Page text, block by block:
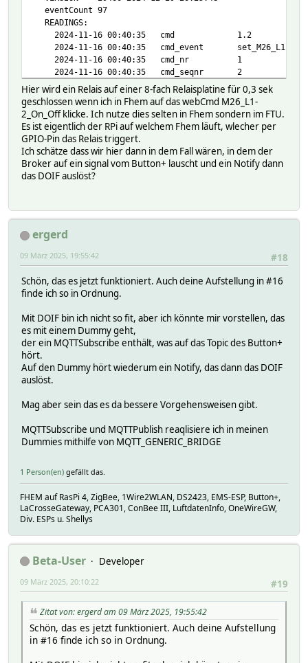
eventCount 97
READINGS:
2024-11-16 00:40:35 cmd 1.2
2024-11-16 00:40:35 cmd_event set_M26_L1-
2024-11-16 00:40:35 cmd_nr 1
2024-11-16 00:40:35 cmd_seqnr 2
2025-03-09 15:08:02 gpio_response_22 off
2019-10-10 21:25:13 mode enabled
2024-11-16 00:40:35 state M26_L1-
Regex:
accu:
bar:
barAvg:
collect:
M26_L1-2_On_Off
wait:
0
0.3
condition:
0 xyz
0:
0 set OUT_1 PortB5 on
1 set OUT_1 PortB5 off
1:
helper:
NOTIFYDEV global
last_timer 0
perlblock:
uiState:
Attributes:
alias Light_office
cmdState M26_L1-2_On_Off
do always
fhem_widget_channels []
userReadings gpio_response_22
webCmd M26_L1-2_On_Off
Hier wird ein Relais auf einer 8-fach Relaisplatine für 0,3 sek
geschlossen wenn ich in Fhem auf das webCmd M26_L1-
2_On_Off klicke. Ich nutze dies selten in Fhem sondern im FTU.
Es ist eigentlich der RPi auf welchem Fhem läuft, wlecher per
GPIO-Pin das Relais triggert.
Ich schätze dass wir hier dann in dem Fall wären, in dem der
Broker auf ein signal vom Button+ lauscht und ein Notify dann
das DOIF auslöst?
ergerd
#18
09 März 2025, 19:55:42
Schön, das es jetzt funktioniert. Auch deine Aufstellung in #16
finde ich so in Ordnung.
Mit DOIF bin ich nicht so fit, aber ich könnte mir vorstellen, das
es mit einem Dummy geht,
der ein MQTTSubscribe enthält, was auf das Topic des Button+
hört.
Auf den Dummy hört wiederum ein Notify, das dann das DOIF
auslöst.
Mag aber sein das es da bessere Vorgehensweisen gibt.
MQTTSubscribe und MQTTPublish reaqlisiere ich in meinen
Dummies mithilfe von MQTT_GENERIC_BRIDGE
1 Person(en) gefällt das.
FHEM auf RasPi 4, ZigBee, 1Wire2WLAN, DS2423, EMS-ESP, Button+,
LaCrosseGateway, PCA301, ConBee III, LuftdatenInfo, OneWireGW,
Div. ESPs u. Shellys
Beta-User
Developer
#19
09 März 2025, 20:10:22
Zitat von: ergerd am 09 März 2025, 19:55:42
Schön, das es jetzt funktioniert. Auch deine Aufstellung
in #16 finde ich so in Ordnung.